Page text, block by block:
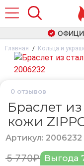
Главная Кольца и
0 отзывов
Браслет
кожи
Артикул: 2006232
5 770₽ Выгода